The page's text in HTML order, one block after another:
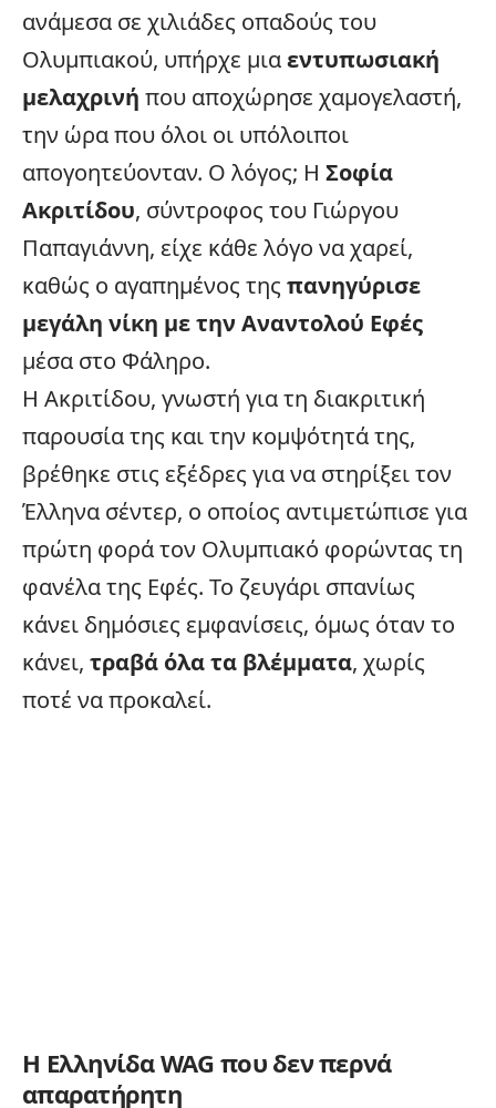
ανάμεσα σε χιλιάδες οπαδούς του
Ολυμπιακού, υπήρχε μιαεντυπωσιακή
μελαχρινή που αποχώρησε χαμογελαστή,
την ώρα που όλοι οι υπόλοιποι
απογοητεύονταν. Ο λόγος; Η Σοφία
Ακριτίδου, σύντροφος του Γιώργου
Παπαγιάννη, είχε κάθε λόγο να χαρεί,
καθώς ο αγαπημένος της πανηγύρισε
μεγάλη νίκη με την Αναντολού Εφές
μέσα στο Φάληρο.
Η Ακριτίδου, γνωστή για τη διακριτική
παρουσία της και την κομψότητά της,
βρέθηκε στις εξέδρες για να στηρίξει τον
Έλληνα σέντερ, ο οποίος αντιμετώπισε για
πρώτη φορά τον Ολυμπιακό φορώντας τη
φανέλα της Εφές. Το ζευγάρι σπανίως
κάνει δημόσιες εμφανίσεις, όμως όταν το
κάνει, τραβά όλα τα βλέμματα, χωρίς
ποτέ να προκαλεί.
Η Ελληνίδα WAG που δεν περνά
απαρατήρητη